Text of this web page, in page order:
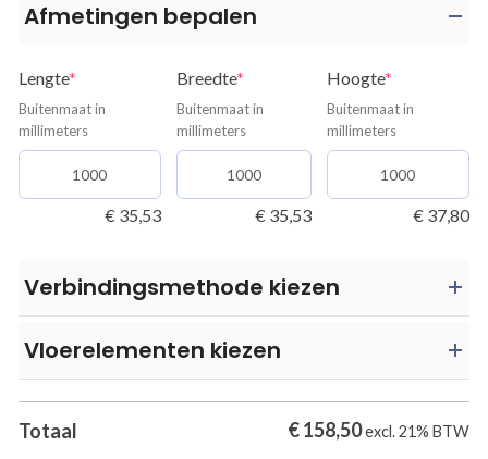
Afmetingen bepalen
Lengte*
Buitenmaat in
millimeters
€35,53
Breedte*(required)
Buitenmaat in
millimeters
€35,53
Hoogte*(required)
Buitenmaat in
millimeters
€37,80
Verbindingsmethode kiezen
Vloerelementen kiezen
Totaal €158,50excl. 21% BTW